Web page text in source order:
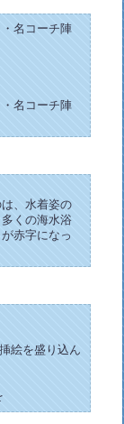
名コーチ陣
名コーチ陣
、水着姿の
くの海水浴
赤字になっ
絵を盛り込ん